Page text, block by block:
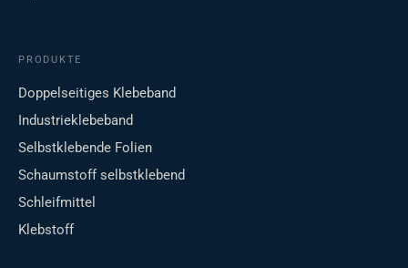
PRODUKTE
Doppelseitiges Klebeband
Industrieklebeband
Selbstklebende Folien
Schaumstoff selbstklebend
Schleifmittel
Klebstoff